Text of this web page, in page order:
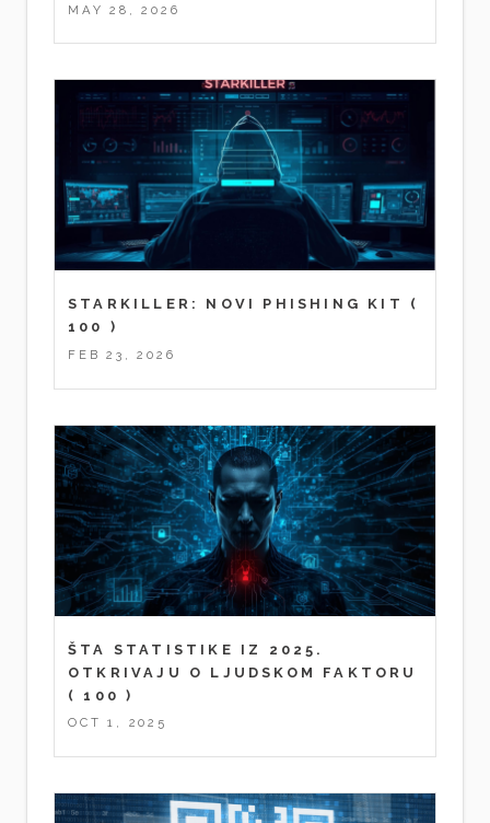
MAY 28, 2026
STARKILLER: NOVI PHISHING KIT
(
100 )
FEB 23, 2026
ŠTA STATISTIKE IZ 2025.
OTKRIVAJU O LJUDSKOM FAKTORU
( 100 )
OCT 1, 2025